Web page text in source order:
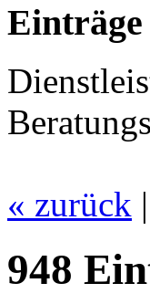
Einträge
« zurück |
948